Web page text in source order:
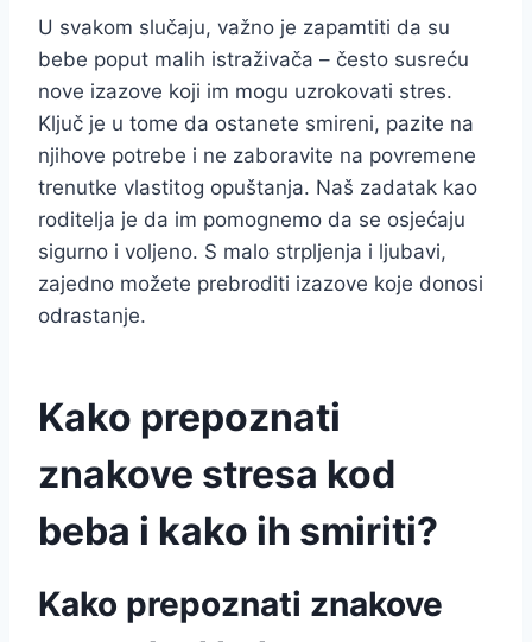
U svakom slučaju, važno je zapamtiti da su
bebe poput malih istraživača – često susreću
nove izazove koji im mogu uzrokovati stres.
Ključ je u tome da ostanete smireni, pazite na
njihove potrebe i ne zaboravite na povremene
trenutke vlastitog opuštanja. Naš zadatak kao
roditelja je da im pomognemo da se osjećaju
sigurno i voljeno. S malo strpljenja i ljubavi,
zajedno možete prebroditi izazove koje donosi
odrastanje.
Kako prepoznati
znakove stresa kod
beba i kako ih smiriti?
Kako prepoznati znakove